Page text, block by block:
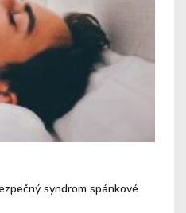
syndrom spánkové